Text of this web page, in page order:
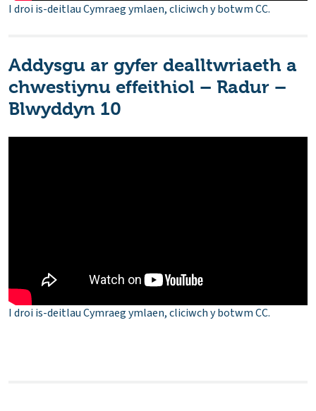
I droi is-deitlau Cymraeg ymlaen, cliciwch y botwm CC.
Addysgu ar gyfer dealltwriaeth a
chwestiynu effeithiol – Radur –
Blwyddyn 10
I droi is-deitlau Cymraeg ymlaen, cliciwch y botwm CC.